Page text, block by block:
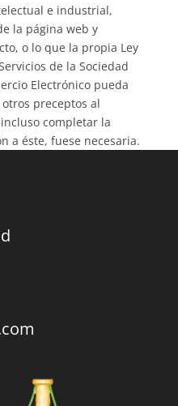
e industrial,
la página web y
o lo que la propia Ley
de la Sociedad
Electrónico pueda
preceptos al
completar la
a éste, fuese necesaria.